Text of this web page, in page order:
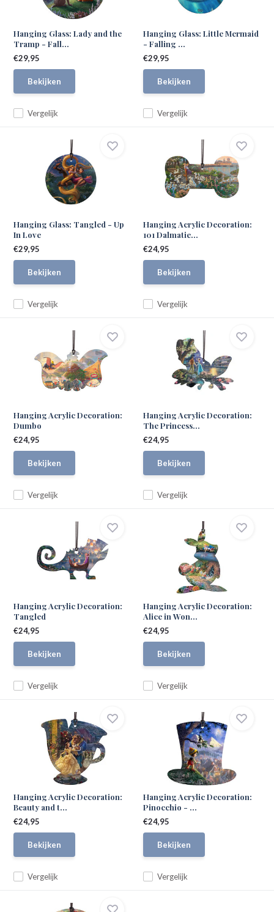
Hanging Glass: Lady and the
Tramp - Fall...
Vergelijk
€29,95
Bekijken
Hanging Glass: Little Mermaid
- Falling ...
Vergelijk
€29,95
Bekijken
Hanging Glass: Tangled - Up
In Love
Vergelijk
€29,95
Bekijken
Hanging Acrylic Decoration:
101 Dalmatie...
Vergelijk
€24,95
Bekijken
Hanging Acrylic Decoration:
Dumbo
Vergelijk
€24,95
Bekijken
Hanging Acrylic Decoration:
The Princess...
Vergelijk
€24,95
Bekijken
Hanging Acrylic Decoration:
Tangled
Vergelijk
€24,95
Bekijken
Hanging Acrylic Decoration:
Alice in Won...
Vergelijk
€24,95
Bekijken
Hanging Acrylic Decoration:
Beauty and t...
Vergelijk
€24,95
Bekijken
Hanging Acrylic Decoration:
Pinocchio - ...
Vergelijk
€24,95
Bekijken